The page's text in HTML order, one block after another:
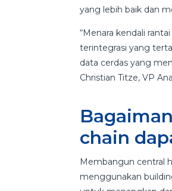
yang lebih baik dan
“Menara kendali
terintegrasi yang
data cerdas yang
Christian Titze, VP
chain
Membangun central
menggunakan